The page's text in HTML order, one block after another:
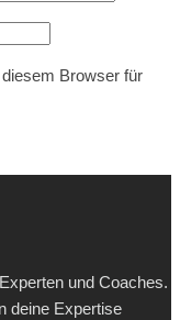
Browser für
und Coaches.
deine Expertise